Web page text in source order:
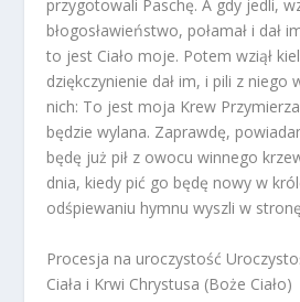
przygotowali Paschę. A gdy jedli,
błogosławieństwo, połamał i dał
to jest Ciało moje. Potem wziął
dziękczynienie dał im, i pili z niego
nich: To jest moja Krew
będzie wylana. Zaprawdę,
będę już pił z owocu winnego
dnia, kiedy pić go będę nowy w
odśpiewaniu hymnu wyszli w
Procesja na uroczystość
Ciała i Krwi Chrystusa (Boże Ciało)